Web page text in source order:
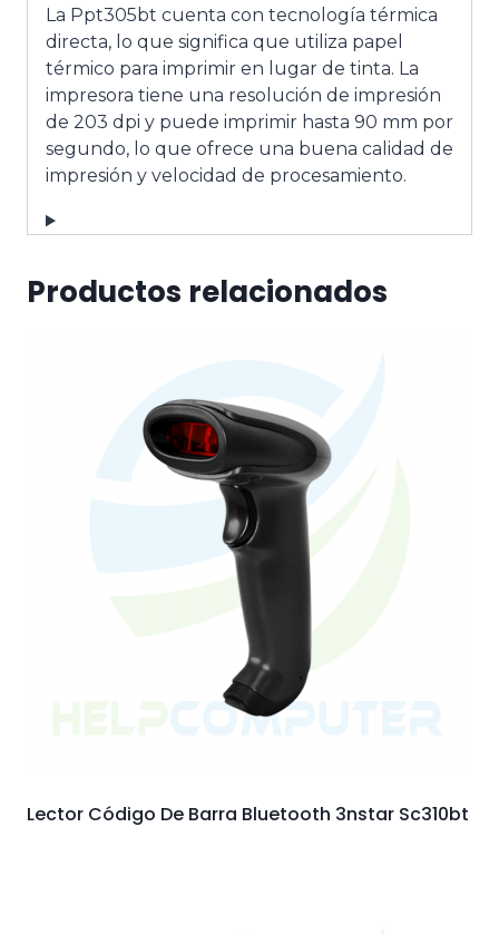
La Ppt305bt cuenta con tecnología térmica
directa, lo que significa que utiliza papel
térmico para imprimir en lugar de tinta. La
impresora tiene una resolución de impresión
de 203 dpi y puede imprimir hasta 90 mm por
segundo, lo que ofrece una buena calidad de
impresión y velocidad de procesamiento.
Productos relacionados
Lector Código De Barra Bluetooth 3nstar Sc310bt